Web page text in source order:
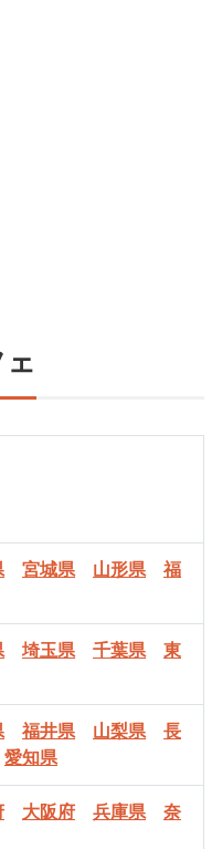
宮城県 山形県
福
埼玉県 千葉県
東
福井県 山梨県
長
愛知県
大阪府 兵庫県
奈